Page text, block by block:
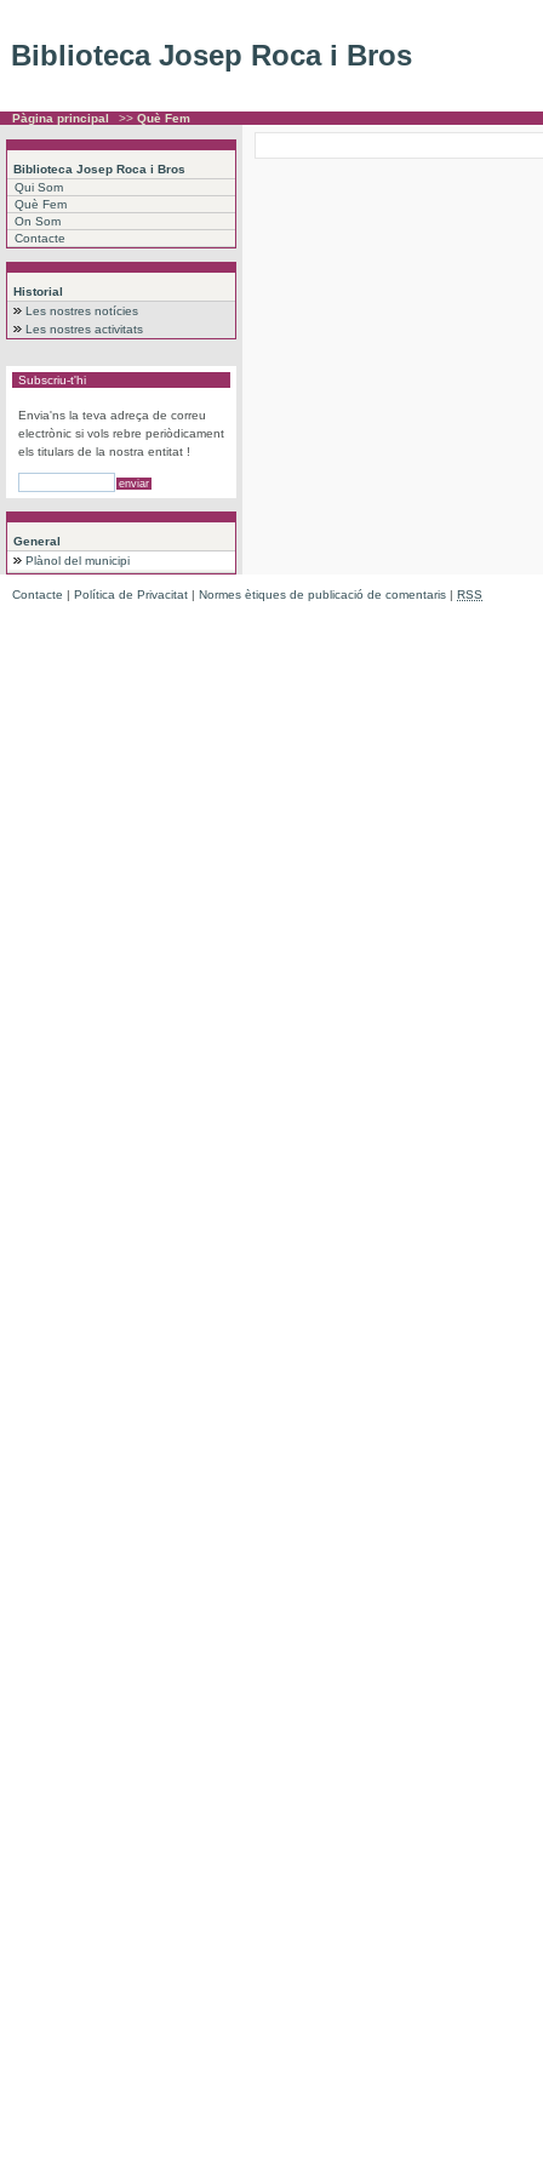
Biblioteca Josep Roca i Bros
Pàgina principal >> Què Fem
Biblioteca Josep Roca i Bros
Qui Som
Què Fem
On Som
Contacte
Historial
Les nostres notícies
Les nostres activitats
Subscriu-t'hi
Envia'ns la teva adreça de correu
electrònic si vols rebre periòdicament
els titulars de la nostra entitat !
General
Plànol del municipi
Contacte | Política de Privacitat | Normes ètiques de publicació de comentaris | RSS